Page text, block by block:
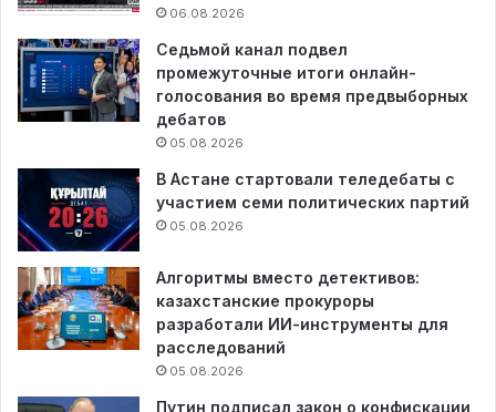
06.08.2026
Седьмой канал подвел
промежуточные итоги онлайн-
голосования во время предвыборных
дебатов
05.08.2026
В Астане стартовали теледебаты с
участием семи политических партий
05.08.2026
Алгоритмы вместо детективов:
казахстанские прокуроры
разработали ИИ-инструменты для
расследований
05.08.2026
Путин подписал закон о конфискации